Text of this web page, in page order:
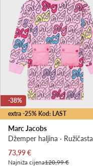
extra -25% Kod: LAST
-38%
Marc Jacobs
Džemper haljina · Ružičasta
Trenutna cijena
73,99€
Najniža cijena120,99 €